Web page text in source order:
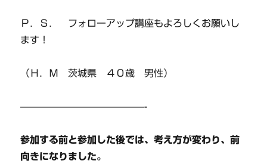
Ｐ．Ｓ． フォローアップ講座もよろしくお願いし
ます！
（Ｈ．Ｍ 茨城県 ４０歳 男性）
—————————————-
参加する前と参加した後では、考え方が変わり、前
向きになりました。